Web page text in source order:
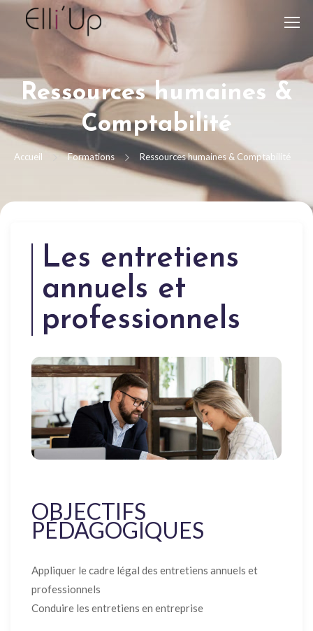
Ressources humaines &
Comptabilité
Accueil Formations Ressources humaines & Comptabilité
Les entretiens
annuels et
professionnels
OBJECTIFS
PÉDAGOGIQUES
Appliquer le cadre légal des entretiens annuels et
professionnels
Conduire les entretiens en entreprise